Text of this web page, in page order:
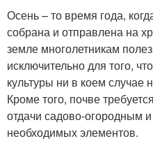
Осень – то время года,
собрана и отправлена на
земле многолетникам
исключительно для того,
культуры ни в коем случае
Кроме того, почве
отдачи садово-огородным
необходимых элементов.